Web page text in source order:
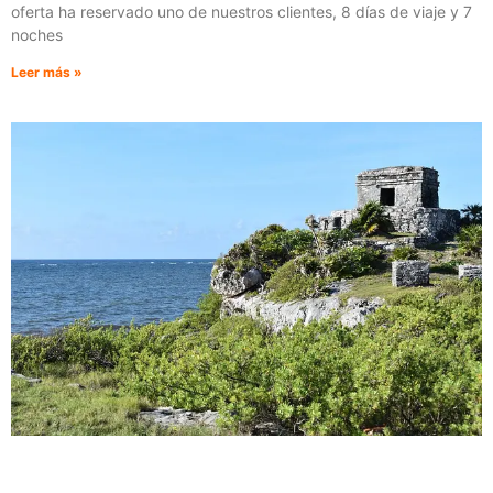
oferta ha reservado uno de nuestros clientes, 8 días de viaje y 7
noches
Leer más »